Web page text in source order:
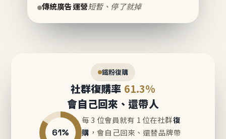
傳統廣告運營短暫、停了就掉
鐵粉復購
社群復購率 61.3%
會自己回來、還帶人
61%
每 3 位會員就有 1 位在社群復
購 ，會自己回來、還替品牌帶